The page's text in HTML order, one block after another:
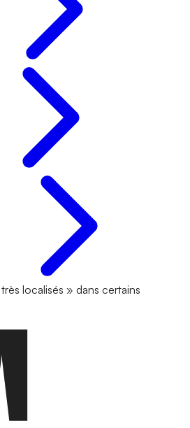
localisés » dans certains